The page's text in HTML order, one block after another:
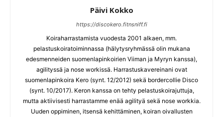
Päivi Kokko
https://discokero.fitnsniff.fi
Koiraharrastamista vuodesta 2001 alkaen, mm.
pelastuskoiratoiminnassa (hälytysryhmässä olin mukana
edesmenneiden suomenlapinkoirien Viiman ja Myryn kanssa),
agilityssä ja nose workissä. Harrastuskavereinani ovat
suomenlapinkoira Kero (synt. 12/2012) sekä bordercollie Disco
(synt. 10/2017). Keron kanssa on tehty pelastuskoirajuttuja,
mutta aktiivisesti harrastamme enää agilityä sekä nose workkia.
Uuden oppiminen, itsensä kehittäminen, koiran oivallusten